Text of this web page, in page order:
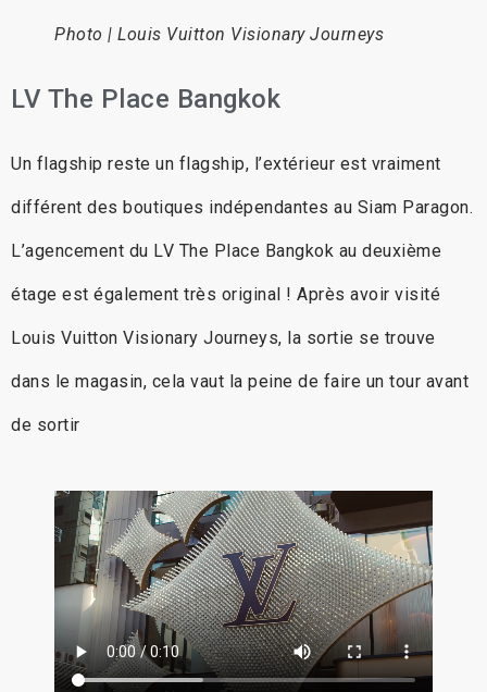
Photo | Louis Vuitton Visionary Journeys
LV The Place Bangkok
Un flagship reste un flagship, l’extérieur est vraiment
différent des boutiques indépendantes au Siam Paragon.
L’agencement du LV The Place Bangkok au deuxième
étage est également très original ! Après avoir visité
Louis Vuitton Visionary Journeys, la sortie se trouve
dans le magasin, cela vaut la peine de faire un tour avant
de sortir